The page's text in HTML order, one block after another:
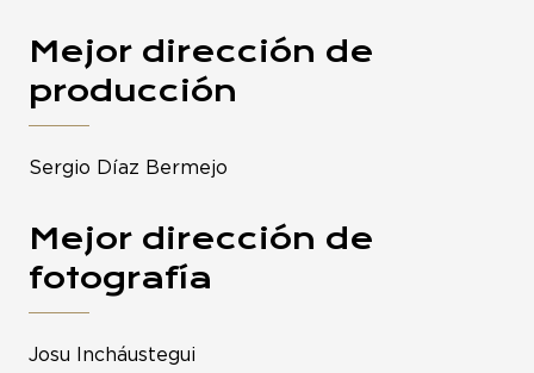
Mejor dirección de
producción
Sergio Díaz Bermejo
Mejor dirección de
fotografía
Josu Incháustegui